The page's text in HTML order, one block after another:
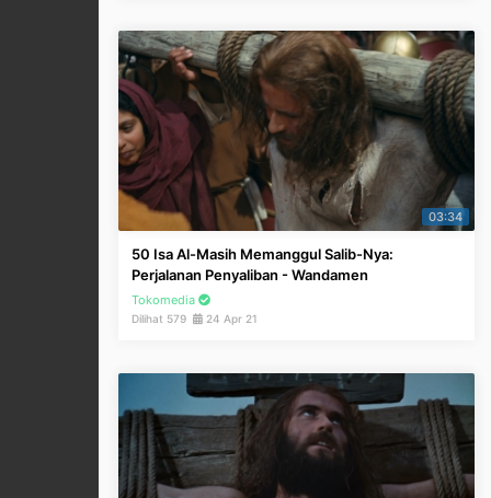
03:34
50 Isa Al-Masih Memanggul Salib-Nya:
Perjalanan Penyaliban - Wandamen
Tokomedia
Dilihat 579 24 Apr 21